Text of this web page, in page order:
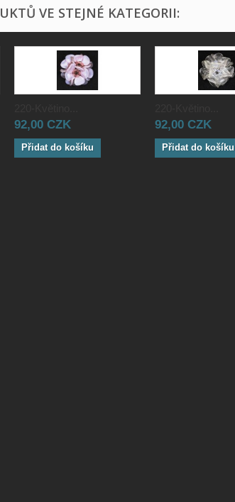
VE STEJNÉ KATEGORII:
92,00 CZK
Přidat do košíku
92,00 CZK
Přidat do košíku